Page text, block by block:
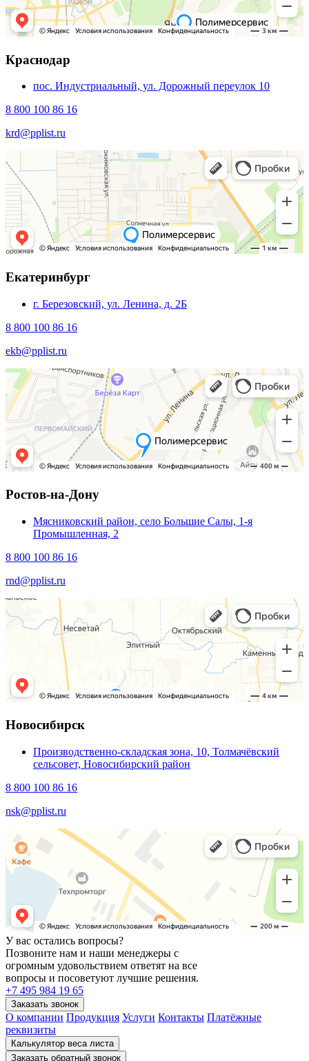
Краснодар
пос. Индустриальный, ул. Дорожный переулок 10
8 800 100 86 16
krd@pplist.ru
Екатеринбург
г. Березовский, ул. Ленина, д. 2Б
8 800 100 86 16
ekb@pplist.ru
Ростов-на-Дону
Мясниковский район, село Большие Салы, 1-я
Промышленная, 2
8 800 100 86 16
rnd@pplist.ru
Новосибирск
Производственно-складская зона, 10, Толмачёвский
сельсовет, Новосибирский район
8 800 100 86 16
nsk@pplist.ru
У вас остались вопросы?
Позвоните нам и наши менеджеры с
огромным удовольствием ответят на все
вопросы и посоветуют лучшие решения.
+7 495 984 19 65
О компании Продукция Услуги Контакты Платёжные
реквизиты